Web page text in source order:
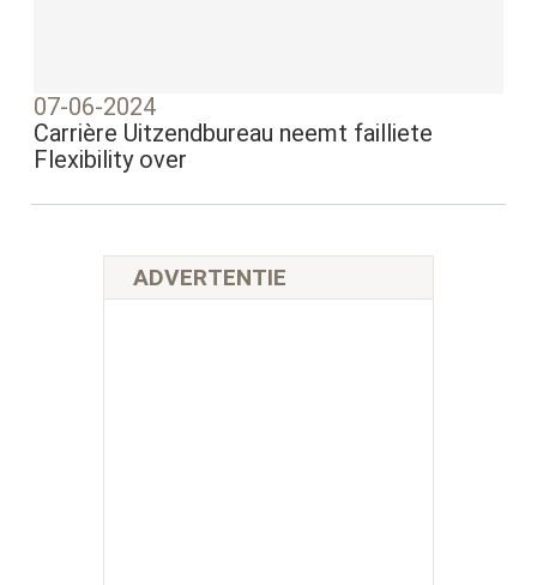
07-06-2024
Carrière Uitzendbureau neemt failliete
Flexibility over
ADVERTENTIE